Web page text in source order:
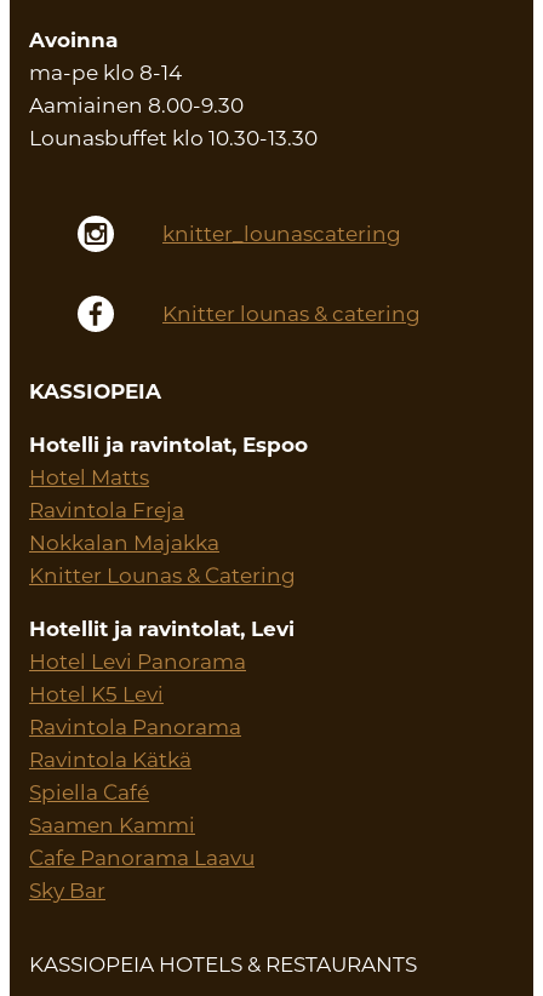
Avoinna
ma-pe klo 8-14
Aamiainen 8.00-9.30
Lounasbuffet klo 10.30-13.30
knitter_lounascatering
Knitter lounas & catering
KASSIOPEIA
Hotelli ja ravintolat, Espoo
Hotel Matts
Ravintola Freja
Nokkalan Majakka
Knitter Lounas & Catering
Hotellit ja ravintolat, Levi
Hotel Levi Panorama
Hotel K5 Levi
Ravintola Panorama
Ravintola Kätkä
Spiella Café
Saamen Kammi
Cafe Panorama Laavu
Sky Bar
KASSIOPEIA HOTELS & RESTAURANTS